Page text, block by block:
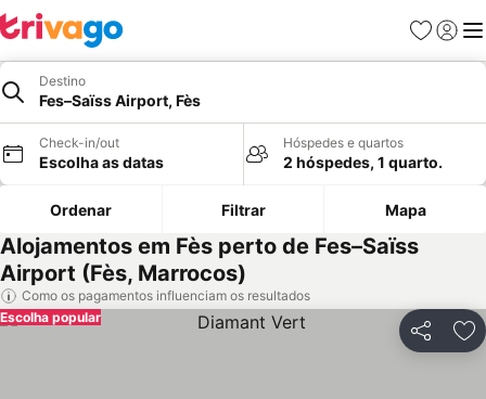
Favoritos
Iniciar
Destino
Fes–Saïss Airport, Fès
Check-in/out
Escolha as datas
Hóspedes e quartos
2 hóspedes, 1 quarto.
Ordenar Filtrar Mapa
Alojamentos em Fès perto de Fes–Saïss
Airport (Fès, Marrocos)
Como os pagamentos influenciam os resultados
Partilhar
Escolha popular